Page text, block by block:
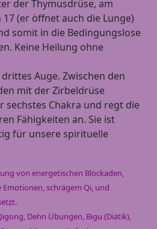
der Thymusdrüse, am
(er öffnet auch die Lunge)
somit in die Bedingungslose
Keine Heilung ohne
drittes Auge. Zwischen den
mit der Zirbeldrüse
sechstes Chakra und regt die
Fähigkeiten an. Sie ist
für unsere spirituelle
von energetischen Blockaden,
schrägem Qi, und
Dehn Übungen, Bigu (Diätik),